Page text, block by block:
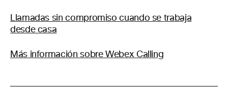
Llamadas sin compromiso cuando se trabaja
desde casa
Más información sobre Webex Calling